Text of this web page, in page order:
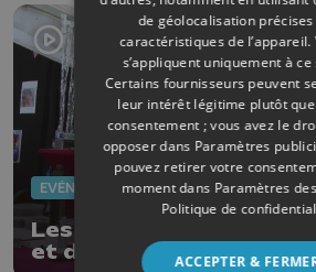
EVÈNEMENTS
Les Ardentes : 20 ans
et de style !
de géolocalisation
caractéristiques de l’appareil.
s’appliquent uniquement à
Certains fournisseurs peuvent
leur intérêt légitime plutôt
consentement ; vous avez le
opposer dans Paramètres
pouvez retirer votre
moment dans Paramètres
Politique de
ACCEPTER &